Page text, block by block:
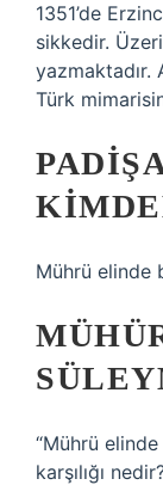
1351’de
sikkedir.
yazmaktadır.
Türk
Mührü elinde
“Mührü
karşılığı